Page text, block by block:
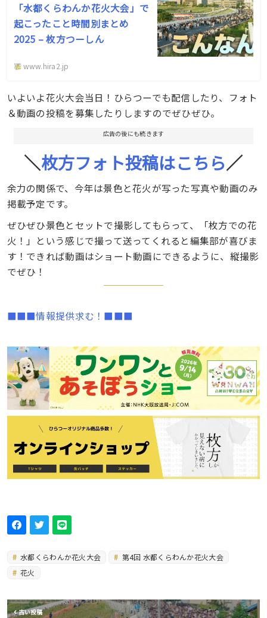
「水都くらわんか花火大会」で
起こったこと時間別まとめ
2025 – 枚方つーしん
www.hira2.jp
いよいよ花火大会当日！ひらつーでも配信したり、フォト
＆動画の投稿を募集したりしますのでぜひぜひ。
広告の後にも続きます
＼枚方フォト投稿はこちら／
余力の関係で、今年は景色と花火が写った写真や動画のみ
掲載予定です。
ぜひぜひ景色とセットで撮影してもらって、「枚方での花
火！」という感じで撮って送ってくれると編集部が喜びま
す！できれば動画はショート動画にできるように、縦撮影
でぜひ！
■■■情報提供求む！■■■
水都くらわんか花火大会
第4回 水都くらわんか花火大会
花火
古い投稿